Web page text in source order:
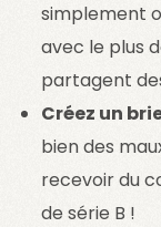
simplement
avec le plus
partagent
Créez un
bien des
recevoir du
de série B !